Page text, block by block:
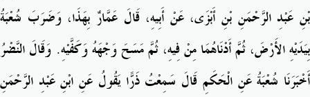
بْنِ عَبْدِ الرَّحْمَنِ بْنِ أَبْزَى، عَنْ أَبِيهِ، قَالَ عَمَّارٌ بِهَذَا، وَضَرَبَ شُعْبَةُ
بِيَدَيْهِ الأَرْضَ، ثُمَّ أَدْنَاهُمَا مِنْ فِيهِ، ثُمَّ مَسَحَ وَجْهَهُ وَكَفَّيْهِ‏.‏ وَقَالَ النَّضْرُ
أَخْبَرَنَا شُعْبَةُ عَنِ الْحَكَمِ قَالَ سَمِعْتُ ذَرًّا يَقُولُ عَنِ ابْنِ عَبْدِ الرَّحْمَنِ